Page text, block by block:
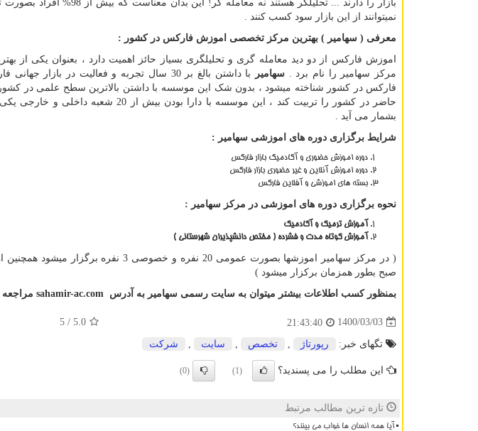
بازار را دارند ... تحلیلگر هستند نه
نمیتوانند از این بازار سود کسب کنند .
معرفی ( سهامیر ) بهترین مرکز تخصصی اموزش فارکس در کشور :
اموزش فارکس از دو دید معامله گری و تحلیلگری بسیاز حائز اهمیت دارد ، بعنوان یکی از
مرکز سهامیر را نام برد .سهامیر
با داشتن بالغ بر 30 سال تجربه و فعالیت در
فارکس در کشور شناخته میشود ، بدون شک این موسسه با داشتن بالاترین سطح علمی در کشور
حاضر در کشور را تربیت کند ، این موسسه با دارا
بشمار می آید .
شرایط برگزاری دوره های اموزشی سهامیر :
دوره اموزش حضوری و آکادمیک بازار فارکس
دوره اموزش آنلاین و غیر حضوری بازار فارکس
بسته های اموزشی و آفلاین فارکس
نحوه برگزاری دوره های اموزشی در مرکز سهامیر :
آموزش ترمیک و آکادمیک
آموزش کوتاه مدت و فشرده ( مختص دانشپذیران شهرستانی )
( در مرکز سهامیر اموزشها بصورت عمومی 20 نفره و
صبح بطور همزمان برکزار میشود )
بمنظور کسب اطلاعات بیشتر میتوان به سایت رسمی سهامیر به آدرس sahamir-ac.com مراجعه
1400/03/03
21:43:40
5.0
/ 5
تگهای خبر: رپورتاژ تخصص سایت شركت
این مطلب را می پسندید؟ (1)
(0)
تازه ترین مطالب مرتبط
آیا همه انسان ها خواب می بینند؟